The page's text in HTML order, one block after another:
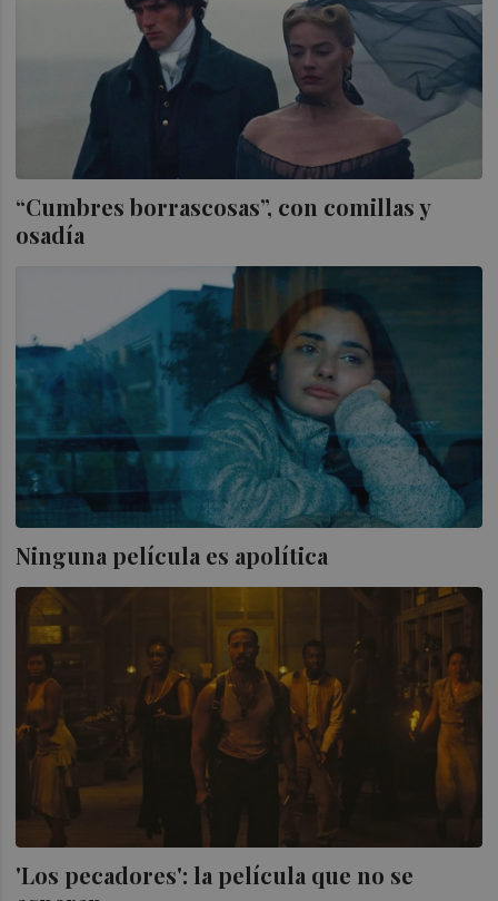
“Cumbres borrascosas”, con comillas y
osadía
Ninguna película es apolítica
'Los pecadores': la película que no se